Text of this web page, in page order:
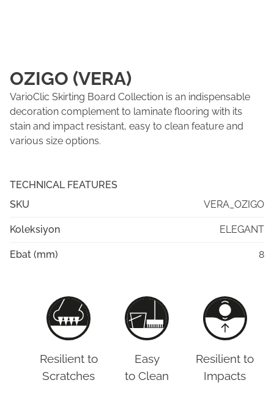
OZIGO (VERA)
VarioClic Skirting Board Collection is an indispensable
decoration complement to laminate flooring with its
stain and impact resistant, easy to clean feature and
various size options.
TECHNICAL FEATURES
SKU
VERA_OZIGO
Koleksiyon ELEGANT
Ebat (mm) 8
Resilient to
Scratches
Easy
to Clean
Resilient to
Impacts